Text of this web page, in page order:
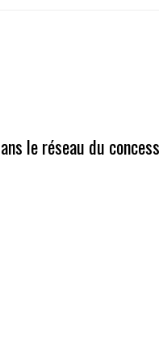
le réseau du